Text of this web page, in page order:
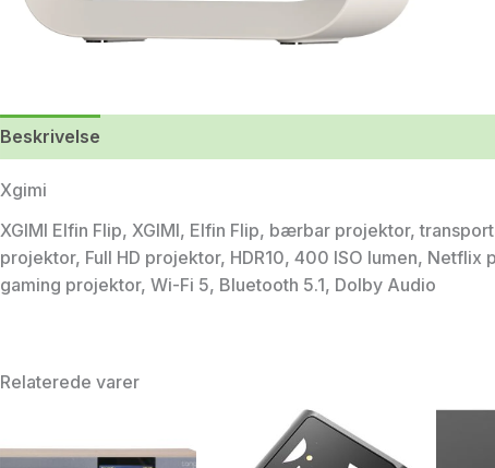
Beskrivelse
Xgimi
XGIMI Elfin Flip, XGIMI, Elfin Flip, bærbar projektor,
projektor, Full HD projektor, HDR10, 400 ISO lumen,
gaming projektor, Wi-Fi 5, Bluetooth 5.1, Dolby Audio
Relaterede varer